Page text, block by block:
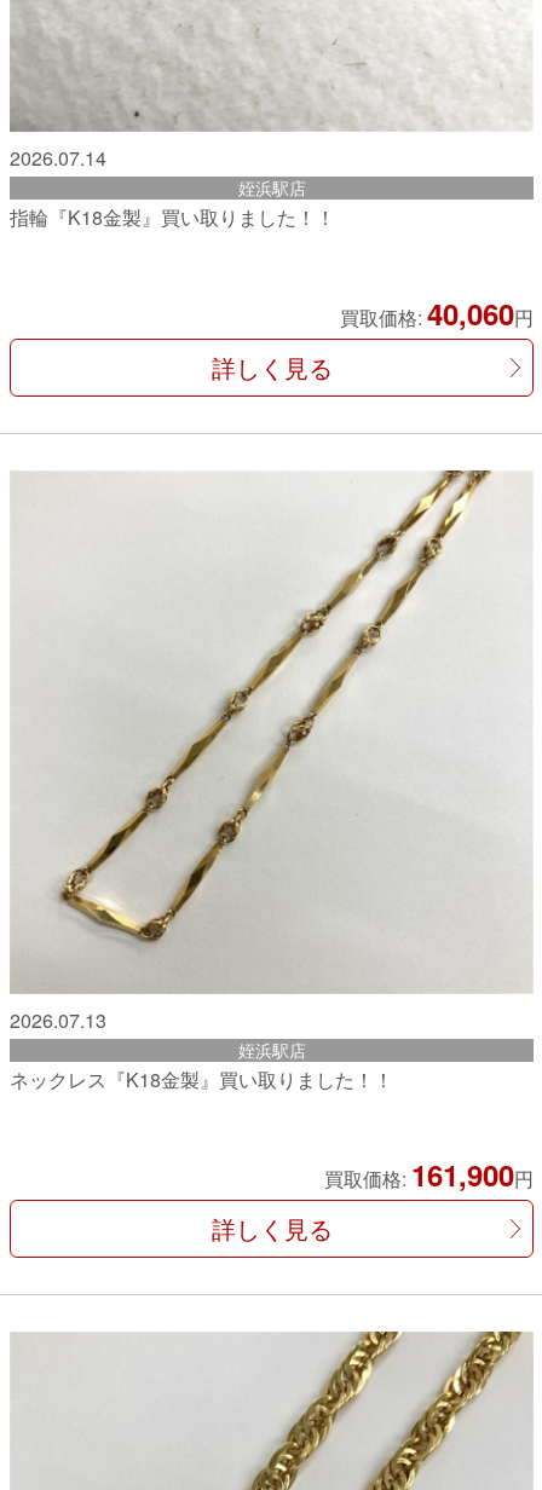
2026.07.14
姪浜駅店
指輪『K18金製』買い取りました！！
買取価格: 40,060円
詳しく見る
2026.07.13
姪浜駅店
ネックレス『K18金製』買い取りました！！
買取価格: 161,900円
詳しく見る